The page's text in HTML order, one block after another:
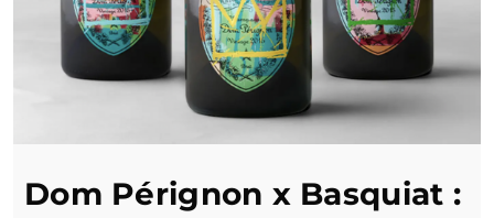
Dom Pérignon x Basquiat :